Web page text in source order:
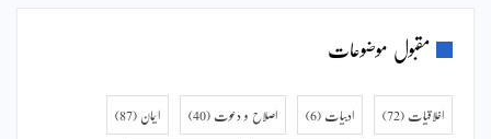
مقبول موضوعات
اخلاقیات (72) ادبیات (6) اصلاح و دعوت (40) ایمان (87)